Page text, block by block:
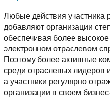
Любые действия участника
добавляют организации
обеспечивая более
электронном отраслевом
Поэтому более активные
среди отраслевых лидеров
а участники регулярно
организации в своем